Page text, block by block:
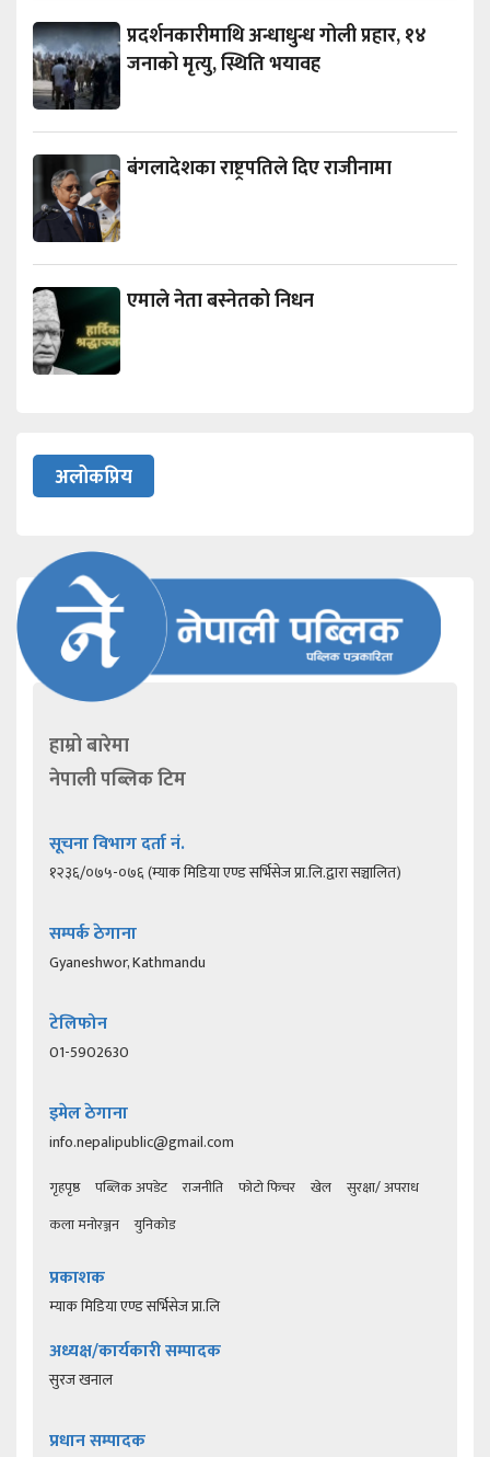
प्रदर्शनकारीमाथि अन्धाधुन्ध गोली प्रहार, १४
जनाको मृत्यु, स्थिति भयावह
बंगलादेशका राष्ट्रपतिले दिए राजीनामा
एमाले नेता बस्नेतको निधन
अलोकप्रिय
हाम्रो बारेमा
नेपाली पब्लिक टिम
सूचना विभाग दर्ता नं.
१२३६/०७५-०७६ (म्याक मिडिया एण्ड सर्भिसेज प्रा.लि.द्वारा सञ्चालित)
सम्पर्क ठेगाना
Gyaneshwor, Kathmandu
टेलिफोन
01-5902630
इमेल ठेगाना
info.nepalipublic@gmail.com
गृहपृष्ठ पब्लिक अपडेट राजनीति फोटो फिचर खेल
सुरक्षा/ अपराध
कला मनोरञ्जन
युनिकोड
प्रकाशक
म्याक मिडिया एण्ड सर्भिसेज प्रा.लि
अध्यक्ष/कार्यकारी सम्पादक
सुरज खनाल
प्रधान सम्पादक